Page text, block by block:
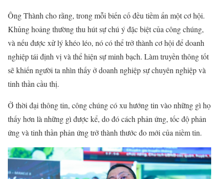
Ông Thành cho rằng, trong mỗi biến cố đều tiềm ẩn một cơ hội.
Khủng hoảng thường thu hút sự chú ý đặc biệt của công chúng,
và nếu được xử lý khéo léo, nó có thể trở thành cơ hội để doanh
nghiệp tái định vị và thể hiện sự minh bạch. Làm truyền thông tốt
sẽ khiến người ta nhìn thấy ở doanh nghiệp sự chuyên nghiệp và
tinh thần cầu thị.
Ở thời đại thông tin, công chúng có xu hướng tin vào những gì họ
thấy hơn là những gì được kể, do đó cách phản ứng, tốc độ phản
ứng và tinh thần phản ứng trở thành thước đo mới của niềm tin.